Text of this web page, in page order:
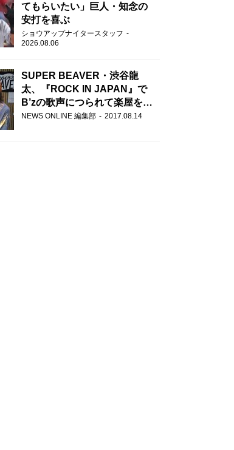
てもらいたい」巨人・知念の
安打を喜ぶ
ショウアップナイタースタッフ
2026.08.06
SUPER BEAVER・渋谷龍
太、『ROCK IN JAPAN』で
B’zの歌声につられて楽屋を脱
走！？
NEWS ONLINE 編集部 2017.08.14